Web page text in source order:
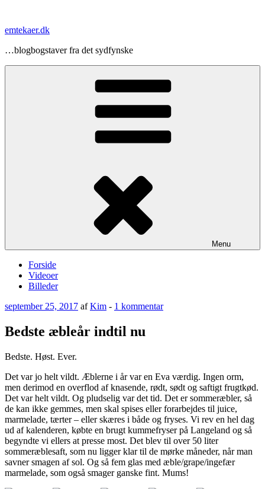
indhold
emtekaer.dk
…blogbogstaver fra det sydfynske
Menu
Forside
Videoer
Billeder
Udgivet
september 25, 2017 afKim - 1 kommentartil
Bedste æbleår indtil nu
Bedste. Høst. Ever.
Det var jo helt vildt. Æblerne i år var en Eva værdig. Ingen orm,
men derimod en overflod af knasende, rødt, sødt og saftigt frugtkød.
Det var helt vildt. Og pludselig var det tid. Det er sommeræbler, så
de kan ikke gemmes, men skal spises eller forarbejdes til juice,
marmelade, tærter – eller skæres i både og fryses. Vi rev en hel dag
ud af kalenderen, købte en brugt kummefryser på Langeland og så
begyndte vi ellers at presse most. Det blev til over 50 liter
sommeræblesaft, som nu ligger klar til de mørke måneder, når man
savner smagen af sol. Og så fem glas med æble/grape/ingefær
marmelade, som også smager ganske fint. Mums!